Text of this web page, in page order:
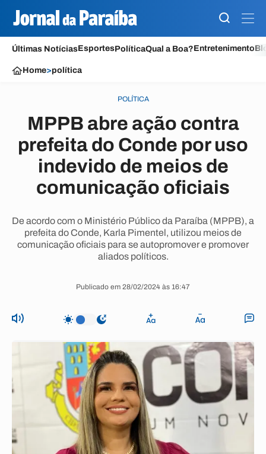
Últimas NotíciasEsportesPolíticaQual a Boa?Entretenimento
Home>política
POLÍTICA
MPPB abre ação contra
prefeita do Conde por uso
indevido de meios de
comunicação oficiais
De acordo com o Ministério Público da Paraíba (MPPB), a
prefeita do Conde, Karla Pimentel, utilizou meios de
comunicação oficiais para se autopromover e promover
aliados políticos.
Publicado em 28/02/2024 às 16:47